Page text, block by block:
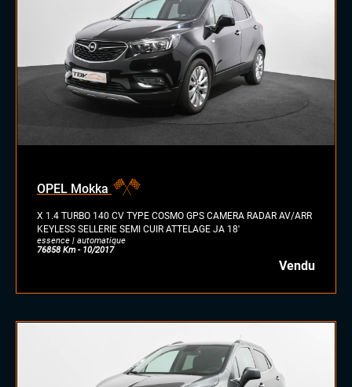
manuelle
automatique
électrique
GPL
autre
OPEL Mokka
X 1.4 TURBO 140 CV TYPE COSMO GPS CAMERA RADAR AV/ARR
KEYLESS SELLERIE SEMI CUIR ATTELAGE JA 18'
essence | automatique
76858 Km - 10/2017
Vendu